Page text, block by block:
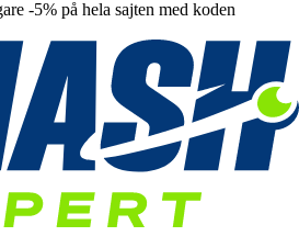
-5% på hela sajten med koden